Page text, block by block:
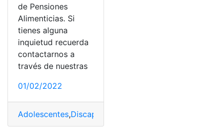
de Pensiones
Alimenticias. Si
tienes alguna
inquietud recuerda
contactarnos a
través de nuestras
01/02/2022
Adolescentes,Discapacidad